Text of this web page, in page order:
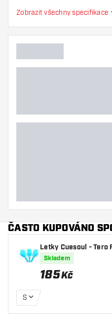
Úchop nosu šipky
Hráč šipek
Tvar šipky
Zobrazit všechny specifikace
ČASTO KUPOVÁNO
Letky Cuesoul - Tero
K5 Rost Teardrop -
Skladem
185Kč
S